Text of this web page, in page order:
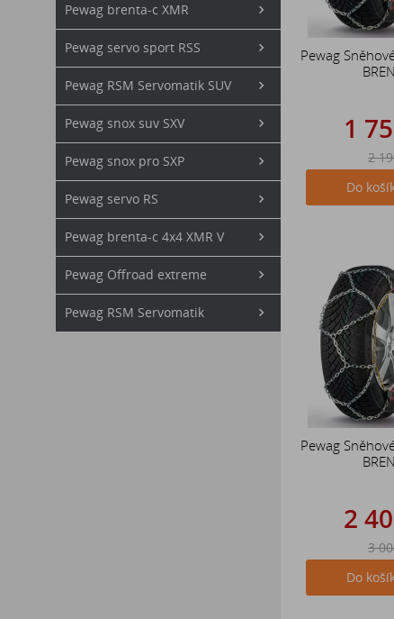
Pewag brenta-c XMR
Pewag servo sport RSS
Pewag RSM Servomatik SUV
Pewag snox suv SXV
Pewag snox pro SXP
Pewag servo RS
Pewag brenta-c 4x4 XMR V
Pewag Offroad extreme
Pewag RSM Servomatik
Pewag
1
2
Do
Pewag
2
3
Do